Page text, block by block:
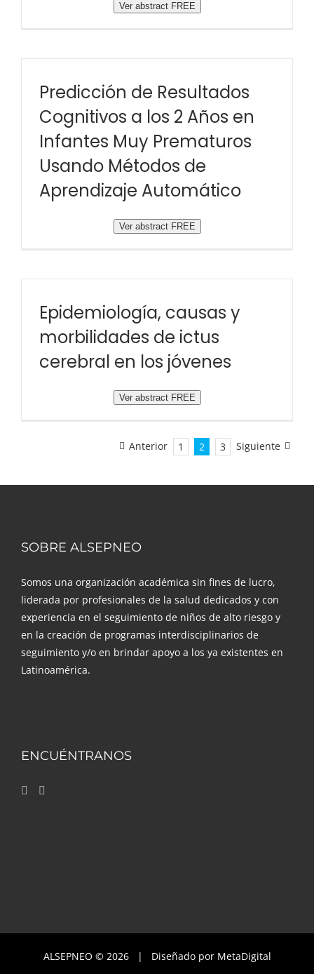
Ver abstract FREE
Predicción de Resultados
Cognitivos a los 2 Años en
Infantes Muy Prematuros
Usando Métodos de
Aprendizaje Automático
Ver abstract FREE
Epidemiología, causas y
morbilidades de ictus
cerebral en los jóvenes
Ver abstract FREE
Anterior 1 2 3 Siguiente
SOBRE ALSEPNEO
Somos una organización académica sin fines de lucro,
liderada por profesionales de la salud dedicados y con
experiencia en el seguimiento de niños de alto riesgo y
en la creación de programas interdisciplinarios de
seguimiento y/o en brindar apoyo a los ya existentes en
Latinoamérica.
ENCUÉNTRANOS
ALSEPNEO © 2026 | Diseñado por MetaDigital